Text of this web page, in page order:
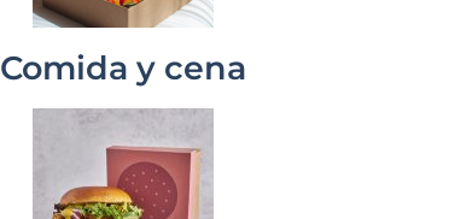
Comida y cena